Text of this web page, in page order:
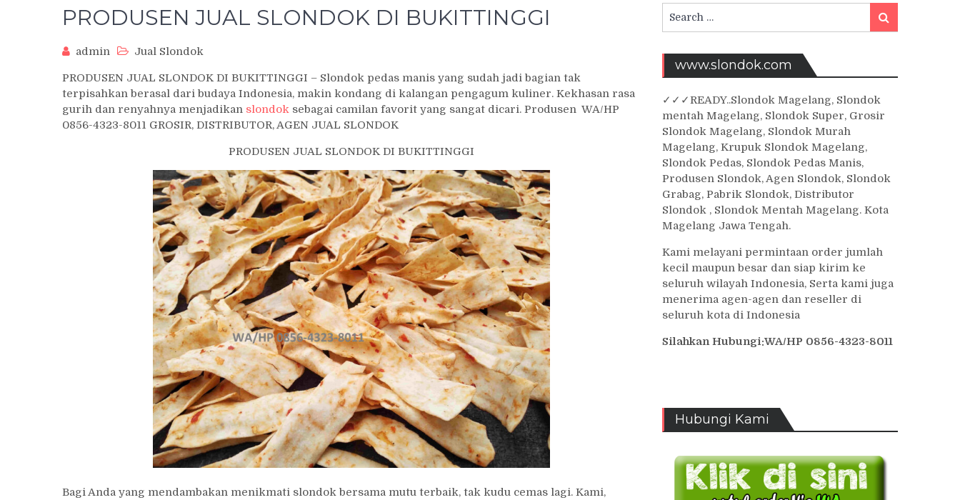
PRODUSEN JUAL SLONDOK DI BUKITTINGGI
admin Jual Slondok
PRODUSEN JUAL SLONDOK DI BUKITTINGGI – Slondok pedas manis yang sudah jadi bagian tak
terpisahkan berasal dari budaya Indonesia, makin kondang di kalangan pengagum kuliner. Kekhasan rasa
gurih dan renyahnya menjadikan slondok sebagai camilan favorit yang sangat dicari. Produsen WA/HP
0856-4323-8011 GROSIR, DISTRIBUTOR, AGEN JUAL SLONDOK
PRODUSEN JUAL SLONDOK DI BUKITTINGGI
Bagi Anda yang mendambakan menikmati slondok bersama mutu terbaik, tak kudu cemas lagi. Kami,
Search
for:
Search
www.slondok.com
✓ ✓✓READY..Slondok Magelang, Slondok
mentah Magelang, Slondok Super, Grosir
Slondok Magelang, Slondok Murah
Magelang, Krupuk Slondok Magelang,
Slondok Pedas, Slondok Pedas Manis,
Produsen Slondok, Agen Slondok, Slondok
Grabag, Pabrik Slondok, Distributor
Slondok , Slondok Mentah Magelang. Kota
Magelang Jawa Tengah.
Kami melayani permintaan order jumlah
kecil maupun besar dan siap kirim ke
seluruh wilayah Indonesia, Serta kami juga
menerima agen-agen dan reseller di
seluruh kota di Indonesia
Silahkan Hubungi:WA/HP 0856-4323-8011
Hubungi Kami